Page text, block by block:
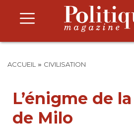
ACCUEIL » CIVILISATION
L’énigme de
de Milo